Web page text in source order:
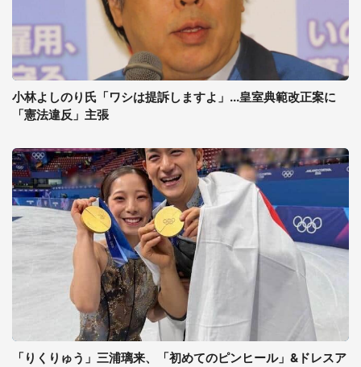
小林よしのり氏「ワシは提訴しますよ」...皇室典範改正案に
「憲法違反」主張
「りくりゅう」三浦璃来、「初めてのピンヒール」&ドレスア